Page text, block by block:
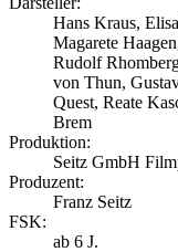
Hans Kraus,
Magarete
Rudolf
von Thun,
Quest, Reate
Brem
Produktion:
Seitz GmbH
Produzent:
Franz Seitz
FSK:
ab 6 J.